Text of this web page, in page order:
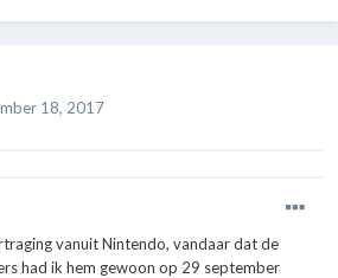
18, 2017
vanuit Nintendo, vandaar dat de
had ik hem gewoon op 29 september